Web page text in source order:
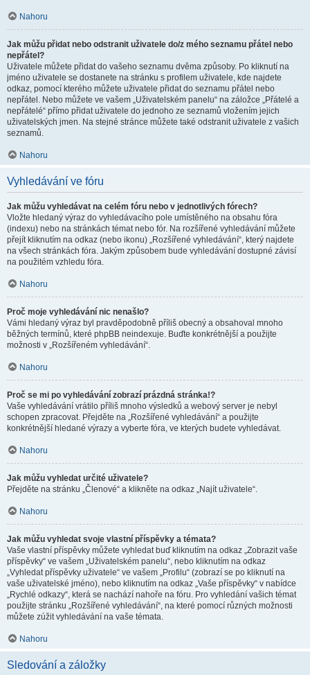
Nahoru
Jak můžu přidat nebo odstranit uživatele do/z mého seznamu přátel nebo
nepřátel?
Uživatele můžete přidat do vašeho seznamu dvěma způsoby. Po kliknutí na
jméno uživatele se dostanete na stránku s profilem uživatele, kde najdete
odkaz, pomocí kterého můžete uživatele přidat do seznamu přátel nebo
nepřátel. Nebo můžete ve vašem „Uživatelském panelu“ na záložce „Přátelé a
nepřátelé“ přímo přidat uživatele do jednoho ze seznamů vložením jejich
uživatelských jmen. Na stejné stránce můžete také odstranit uživatele z vašich
seznamů.
Nahoru
Vyhledávání ve fóru
Jak můžu vyhledávat na celém fóru nebo v jednotlivých fórech?
Vložte hledaný výraz do vyhledávacího pole umístěného na obsahu fóra
(indexu) nebo na stránkách témat nebo fór. Na rozšířené vyhledávání můžete
přejít kliknutím na odkaz (nebo ikonu) „Rozšířené vyhledávání“, který najdete
na všech stránkách fóra. Jakým způsobem bude vyhledávání dostupné závisí
na použitém vzhledu fóra.
Nahoru
Proč moje vyhledávání nic nenašlo?
Vámi hledaný výraz byl pravděpodobně příliš obecný a obsahoval mnoho
běžných termínů, které phpBB neindexuje. Buďte konkrétnější a použijte
možnosti v „Rozšířeném vyhledávání“.
Nahoru
Proč se mi po vyhledávání zobrazí prázdná stránka!?
Vaše vyhledávání vrátilo příliš mnoho výsledků a webový server je nebyl
schopen zpracovat. Přejděte na „Rozšířené vyhledávání“ a použijte
konkrétnější hledané výrazy a vyberte fóra, ve kterých budete vyhledávat.
Nahoru
Jak můžu vyhledat určité uživatele?
Přejděte na stránku „Členové“ a klikněte na odkaz „Najít uživatele“.
Nahoru
Jak můžu vyhledat svoje vlastní příspěvky a témata?
Vaše vlastní příspěvky můžete vyhledat buď kliknutím na odkaz „Zobrazit vaše
příspěvky“ ve vašem „Uživatelském panelu“, nebo kliknutím na odkaz
„Vyhledat příspěvky uživatele“ ve vašem „Profilu“ (zobrazí se po kliknutí na
vaše uživatelské jméno), nebo kliknutím na odkaz „Vaše příspěvky“ v nabídce
„Rychlé odkazy“, která se nachází nahoře na fóru. Pro vyhledání vašich témat
použijte stránku „Rozšířené vyhledávání“, na které pomocí různých možnosti
můžete zúžit vyhledávání na vaše témata.
Nahoru
Sledování a záložky